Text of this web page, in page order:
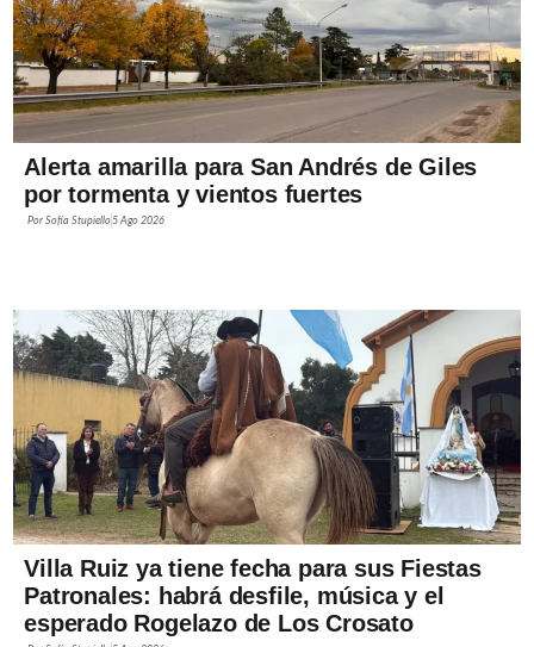
Alerta amarilla para San Andrés de Giles
por tormenta y vientos fuertes
PorSofía Stupiello5 Ago 2026
Villa Ruiz ya tiene fecha para sus Fiestas
Patronales: habrá desfile, música y el
esperado Rogelazo de Los Crosato